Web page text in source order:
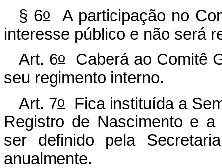
§ 6oA participação no
interesse público e não será
Art. 6oCaberá ao Comitê
seu regimento interno.
Art. 7oFica instituída a
Registro de Nascimento e
ser definido pela
anualmente.